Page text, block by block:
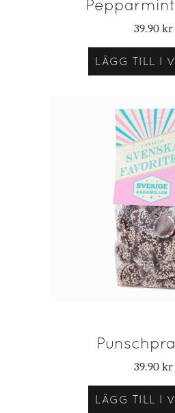
LÄGG TILL I
39.90 kr
LÄGG TILL I
39.90 kr